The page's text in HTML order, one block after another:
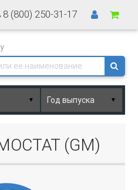
8 (800) 250-31-17
▼ ▼
(GM)